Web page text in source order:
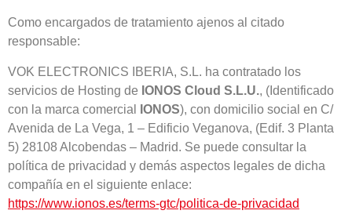
Como encargados de tratamiento ajenos al citado
responsable:
VOK ELECTRONICS IBERIA, S.L. ha contratado los
servicios de Hosting de IONOS Cloud S.L.U., (Identificado
con la marca comercial
IONOS), con domicilio social en C/
Avenida de La Vega, 1 – Edificio Veganova, (Edif. 3 Planta
5) 28108 Alcobendas – Madrid. Se puede consultar la
política de privacidad y demás aspectos legales de dicha
compañía en el siguiente enlace:
https://www.ionos.es/terms-gtc/politica-de-privacidad